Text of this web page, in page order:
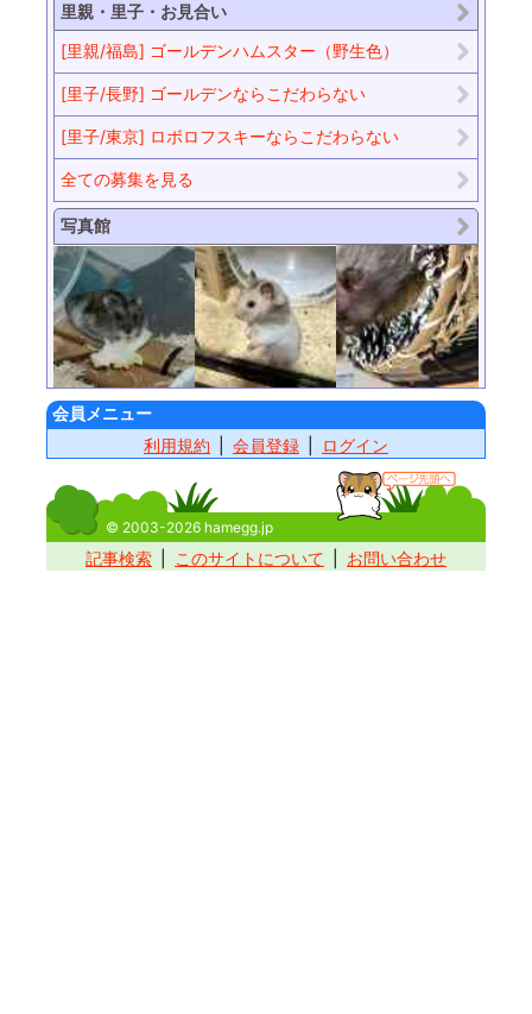
里親・里子・お見合い
[里親/福島] ゴールデンハムスター（野生色）
[里子/長野] ゴールデンならこだわらない
[里子/東京] ロボロフスキーならこだわらない
全ての募集を見る
写真館
会員メニュー
利用規約
会員登録 ログイン
© 2003-2026 hamegg.jp
記事検索 このサイトについて お問い合わせ